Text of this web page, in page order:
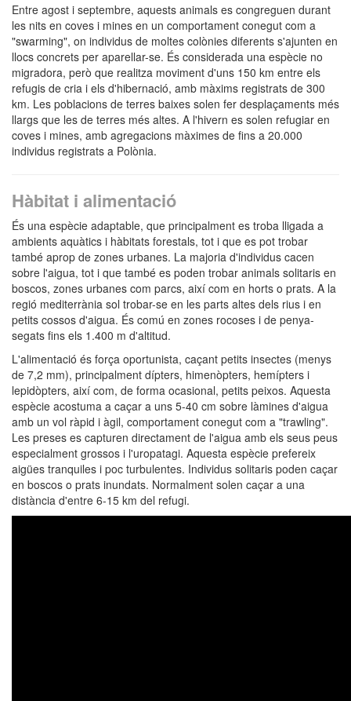
Entre agost i septembre, aquests animals es congreguen durant
les nits en coves i mines en un comportament conegut com a
"swarming", on individus de moltes colònies diferents s'ajunten en
llocs concrets per aparellar-se. És considerada una espècie no
migradora, però que realitza moviment d'uns 150 km entre els
refugis de cria i els d'hibernació, amb màxims registrats de 300
km. Les poblacions de terres baixes solen fer desplaçaments més
llargs que les de terres més altes. A l'hivern es solen refugiar en
coves i mines, amb agregacions màximes de fins a 20.000
individus registrats a Polònia.
Hàbitat i alimentació
És una espècie adaptable, que principalment es troba lligada a
ambients aquàtics i hàbitats forestals, tot i que es pot trobar
també aprop de zones urbanes. La majoria d'individus cacen
sobre l'aigua, tot i que també es poden trobar animals solitaris en
boscos, zones urbanes com parcs, així com en horts o prats. A la
regió mediterrània sol trobar-se en les parts altes dels rius i en
petits cossos d'aigua. És comú en zones rocoses i de penya-
segats fins els 1.400 m d'altitud.
L'alimentació és força oportunista, caçant petits insectes (menys
de 7,2 mm), principalment dípters, himenòpters, hemípters i
lepidòpters, així com, de forma ocasional, petits peixos. Aquesta
espècie acostuma a caçar a uns 5-40 cm sobre làmines d'aigua
amb un vol ràpid i àgil, comportament conegut com a "trawling".
Les preses es capturen directament de l'aigua amb els seus peus
especialment grossos i l'uropatagi. Aquesta espècie prefereix
aigües tranquiles i poc turbulentes. Individus solitaris poden caçar
en boscos o prats inundats. Normalment solen caçar a una
distància d'entre 6-15 km del refugi.